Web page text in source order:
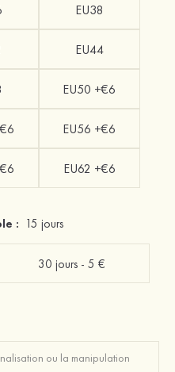
EU38
EU44
EU50 +€6
EU56 +€6
EU62 +€6
: 15 jours
30 jours - 5 €